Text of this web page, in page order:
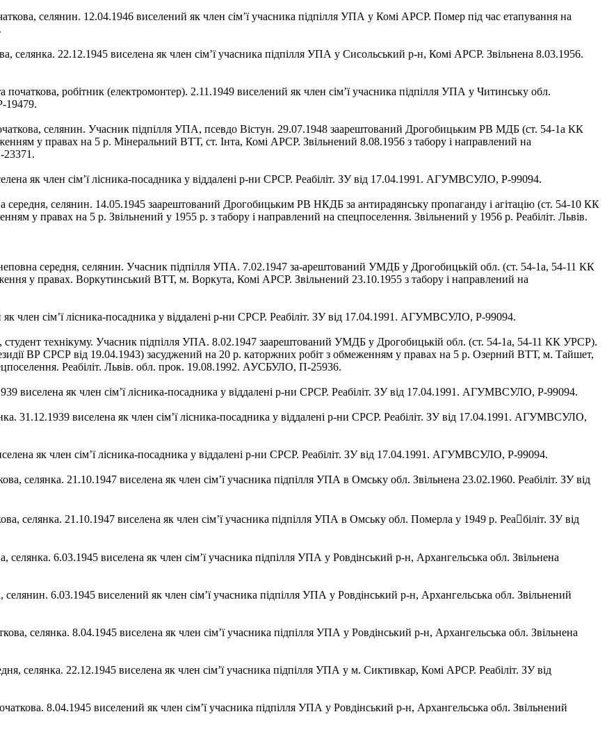
селянин. 12.04.1946 виселений як член сім’ї учасника підпілля УПА у Комі АРСР. Помер під час етапування на
селянка. 22.12.1945 виселена як член сім’ї учасника підпілля УПА у Сисольський р-н, Комі АРСР. Звільнена 8.03.1956.
робітник (електромонтер). 2.11.1949 виселений як член сім’ї учасника підпілля УПА у Читинську обл.
19479.
селянин. Учасник підпілля УПА, псевдо Вістун. 29.07.1948 заарештований Дрогобицьким РВ МДБ (ст. 54-1а КК
у правах на 5 р. Мінеральний ВТТ, ст. Інта, Комі АРСР. Звільнений 8.08.1956 з табору і направлений на
23371.
як член сім’ї лісника-посадника у віддалені р-ни СРСР. Реабіліт. ЗУ від 17.04.1991. АГУМВСУЛО, Р-99094.
середня, селянин. 14.05.1945 заарештований Дрогобицьким РВ НКДБ за антирадянську пропаганду і агітацію (ст. 54-10 КК
правах на 5 р. Звільнений у 1955 р. з табору і направлений на спецпоселення. Звільнений у 1956 р. Реабіліт. Львів.
середня, селянин. Учасник підпілля УПА. 7.02.1947 за-арештований УМДБ у Дрогобицькій обл. (ст. 54-1а, 54-11 КК
у правах. Воркутинський ВТТ, м. Воркута, Комі АРСР. Звільнений 23.10.1955 з табору і направлений на
член сім’ї лісника-посадника у віддалені р-ни СРСР. Реабіліт. ЗУ від 17.04.1991. АГУМВСУЛО, Р-99094.
студент технікуму. Учасник підпілля УПА. 8.02.1947 заарештований УМДБ у Дрогобицькій обл. (ст. 54-1а, 54-11 КК УРСР).
ВР СРСР від 19.04.1943) засуджений на 20 р. каторжних робіт з обмеженням у правах на 5 р. Озерний ВТТ, м. Тайшет,
Реабіліт. Львів. обл. прок. 19.08.1992. АУСБУЛО, П-25936.
виселена як член сім’ї лісника-посадника у віддалені р-ни СРСР. Реабіліт. ЗУ від 17.04.1991. АГУМВСУЛО, Р-99094.
31.12.1939 виселена як член сім’ї лісника-посадника у віддалені р-ни СРСР. Реабіліт. ЗУ від 17.04.1991. АГУМВСУЛО,
як член сім’ї лісника-посадника у віддалені р-ни СРСР. Реабіліт. ЗУ від 17.04.1991. АГУМВСУЛО, Р-99094.
селянка. 21.10.1947 виселена як член сім’ї учасника підпілля УПА в Омську обл. Звільнена 23.02.1960. Реабіліт. ЗУ від
селянка. 21.10.1947 виселена як член сім’ї учасника підпілля УПА в Омську обл. Померла у 1949 р. Реа￾біліт. ЗУ від
селянка. 6.03.1945 виселена як член сім’ї учасника підпілля УПА у Ровдінський р-н, Архангельська обл. Звільнена
селянин. 6.03.1945 виселений як член сім’ї учасника підпілля УПА у Ровдінський р-н, Архангельська обл. Звільнений
селянка. 8.04.1945 виселена як член сім’ї учасника підпілля УПА у Ровдінський р-н, Архангельська обл. Звільнена
селянка. 22.12.1945 виселена як член сім’ї учасника підпілля УПА у м. Сиктивкар, Комі АРСР. Реабіліт. ЗУ від
8.04.1945 виселений як член сім’ї учасника підпілля УПА у Ровдінський р-н, Архангельська обл. Звільнений